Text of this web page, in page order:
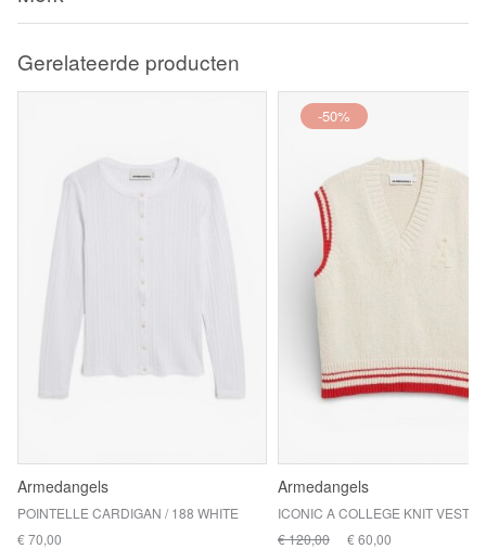
Gerelateerde producten
Armedangels
POINTELLE CARDIGAN / 188 WHITE
€ 70,00
-50%
Armedangels
€ 120,00 € 60,00